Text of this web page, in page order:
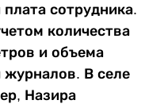
сотрудника.
количества
и объема
журналов. В селе
Назира